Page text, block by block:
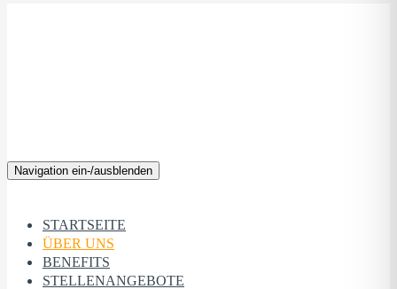
Navigation ein-/ausblenden
STARTSEITE
ÜBER UNS
BENEFITS
STELLEN­ANGEBOTE